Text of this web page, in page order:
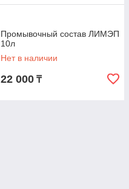
Промывочный состав ЛИМЭП
10л
Нет в наличии
22 000 ₸